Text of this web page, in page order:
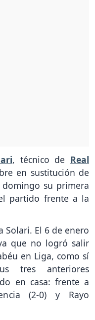
, técnico de Real
en sustitución de
domingo su primera
partido frente a la
Solari. El 6 de enero
que no logró salir
en Liga, como sí
tres anteriores
en casa: frente a
(2-0) y Rayo